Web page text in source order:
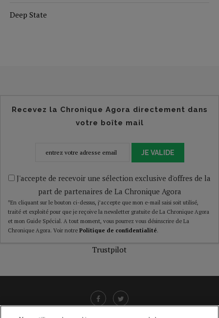
Deep State
Recevez la Chronique Agora directement dans
votre boîte mail
JE VALIDE
J'accepte de recevoir une sélection exclusive d'offres de la
part de partenaires de La Chronique Agora
*En cliquant sur le bouton ci-dessus, j’accepte que mon e-mail saisi soit utilisé,
traité et exploité pour que je reçoive la newsletter gratuite de La Chronique Agora
et mon Guide Spécial. A tout moment, vous pourrez vous désinscrire de La
Chronique Agora. Voir notre Politique de confidentialité.
Trustpilot